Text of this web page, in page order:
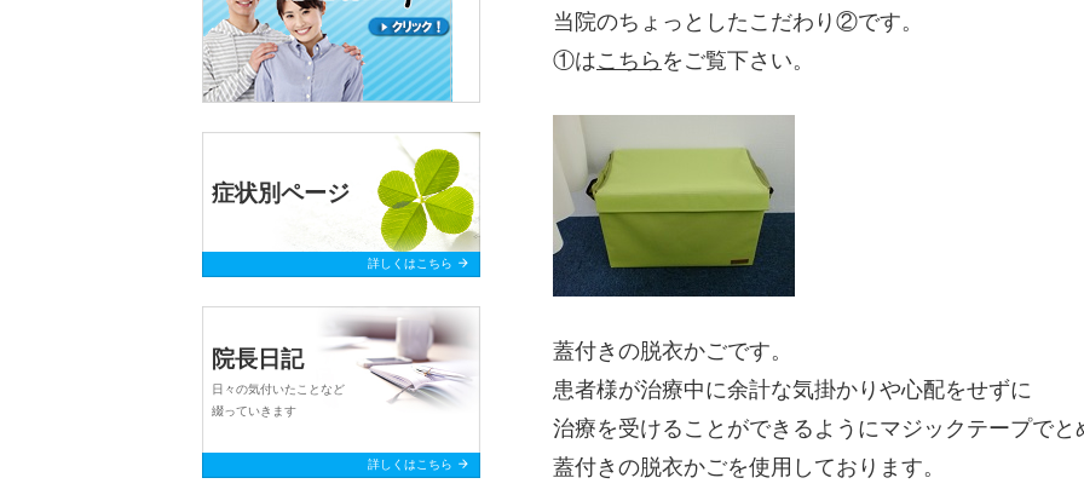
当院のちょっとしたこだわり②です。
①はこちら をご覧下さい。
蓋付きの脱衣かごです。
患者様が治療中に余計な気掛かりや心配をせずに
治療を受けることができるようにマジックテープでと
蓋付きの脱衣かごを使用しております。
症状別ページ
詳しくはこちら arrow_forward
院長日記
日々の気付いたことなど
綴っていきます
詳しくはこちら arrow_forward